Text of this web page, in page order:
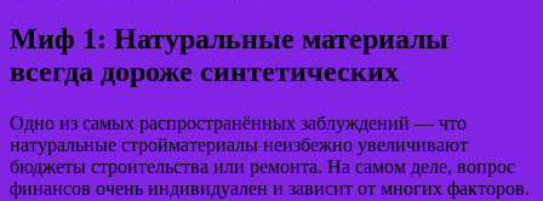
Миф 1: Натуральные материалы
всегда дороже синтетических
Одно из самых распространённых заблуждений — что
натуральные стройматериалы неизбежно увеличивают
бюджеты строительства или ремонта. На самом деле, вопрос
финансов очень индивидуален и зависит от многих факторов.